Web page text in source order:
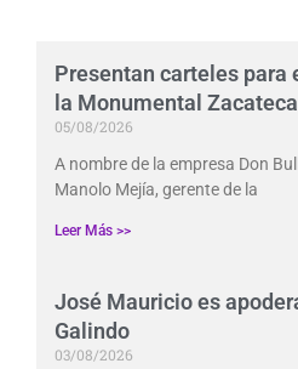
Presentan carteles para
la Monumental
05/08/2026
A nombre de la empresa Don
Manolo Mejía, gerente de la
Leer Más >>
José Mauricio es
Galindo
03/08/2026